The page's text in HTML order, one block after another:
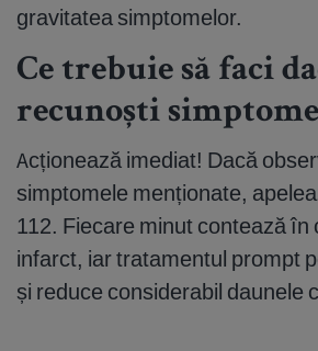
gravitatea simptomelor.
Ce trebuie să faci
recunoști
Acționează imediat! Dacă
simptomele menționate,
112. Fiecare minut contează în
infarct, iar tratamentul prompt
și reduce considerabil daunele